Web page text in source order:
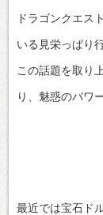
ドラゴンクエス
いる見栄っぱり行
この話題を取り
り、魅惑のパワ
最近では宝石ド